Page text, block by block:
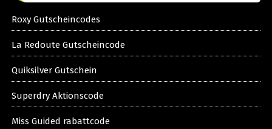
Roxy Gutscheincodes
La Redoute Gutscheincode
Quiksilver Gutschein
Superdry Aktionscode
Miss Guided rabattcode